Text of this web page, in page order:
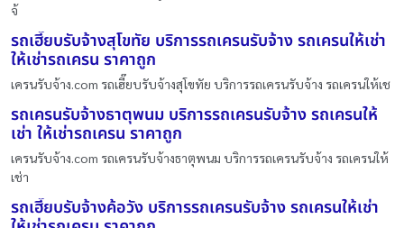
จ้
รถเฮี๊ยบรับจ้างสุโขทัย บริการรถเครนรับจ้าง รถเครนให้เช่า
ให้เช่ารถเครน ราคาถูก
เครนรับจ้าง.com รถเฮี๊ยบรับจ้างสุโขทัย บริการรถเครนรับจ้าง รถเครนให้เช
รถเครนรับจ้างธาตุพนม บริการรถเครนรับจ้าง รถเครนให้
เช่า ให้เช่ารถเครน ราคาถูก
เครนรับจ้าง.com รถเครนรับจ้างธาตุพนม บริการรถเครนรับจ้าง รถเครนให้
เช่า
รถเฮี๊ยบรับจ้างค้อวัง บริการรถเครนรับจ้าง รถเครนให้เช่า